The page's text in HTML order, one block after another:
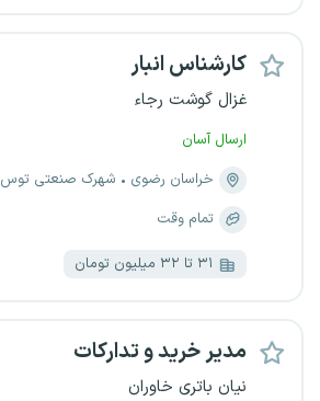
کارشناس انبار
غزال گوشت رجاء
ارسال آسان
خراسان رضوی
شهرک صنعتی توس
تمام وقت
۳۱ تا ۳۲ میلیون تومان
مدیر خرید و تدارکات
نیان باتری خاوران